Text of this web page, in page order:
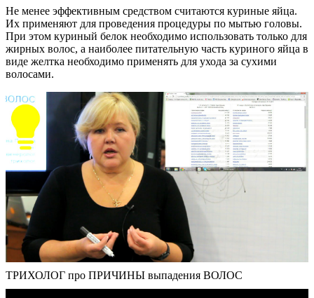
Не менее эффективным средством считаются куриные яйца.
Их применяют для проведения процедуры по мытью головы.
При этом куриный белок необходимо использовать только для
жирных волос, а наиболее питательную часть куриного яйца в
виде желтка необходимо применять для ухода за сухими
волосами.
ТРИХОЛОГ про ПРИЧИНЫ выпадения ВОЛОС